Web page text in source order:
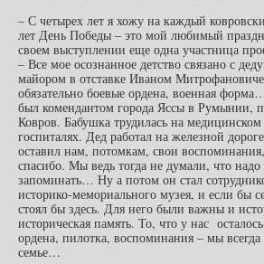
– С четырех лет я хожу на каждый
лет День Победы – это мой любимый
своем выступлении еще одна участница
– Все мое осознанное детство связано с
майором в отставке Иваном
обязательно боевые ордена, военная
был комендантом города Яссы в Румынии,
Ковров. Бабушка трудилась на
госпиталях. Дед работал на железной
оставил нам, потомкам, свои
спасибо. Мы ведь тогда не думали, что надо
запоминать… Ну а потом он стал
историко-мемориального музея, и если бы
стоял бы здесь. Для него были важны и
историческая память. То, что у нас
ордена, пилотка, воспоминания – мы
семье…